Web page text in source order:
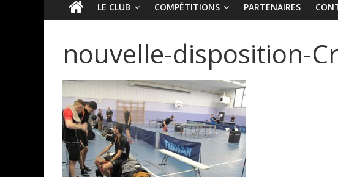
LE CLUB COMPÉTITIONS PARTENAIRES
nouvelle-disposition-